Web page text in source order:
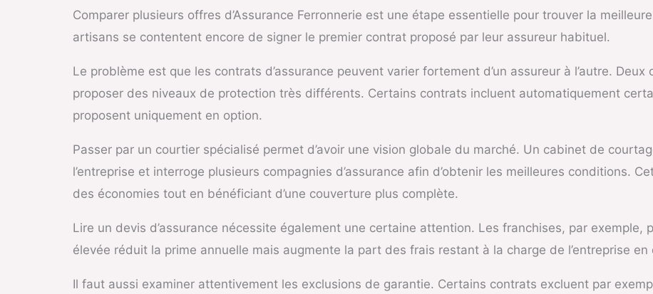
Comparer plusieurs offres d’Assurance Ferronnerie est une étape essentielle pour trouver la
artisans se contentent encore de signer le premier contrat proposé par leur assureur habituel.
Le problème est que les contrats d’assurance peuvent varier fortement d’un assureur à l’autre.
proposer des niveaux de protection très différents. Certains contrats incluent automatiquement
proposent uniquement en option.
Passer par un courtier spécialisé permet d’avoir une vision globale du marché. Un cabinet de
l’entreprise et interroge plusieurs compagnies d’assurance afin d’obtenir les meilleures conditions.
des économies tout en bénéficiant d’une couverture plus complète.
Lire un devis d’assurance nécessite également une certaine attention. Les franchises, par exemple,
élevée réduit la prime annuelle mais augmente la part des frais restant à la charge de l’entreprise en
Il faut aussi examiner attentivement les exclusions de garantie. Certains contrats excluent par